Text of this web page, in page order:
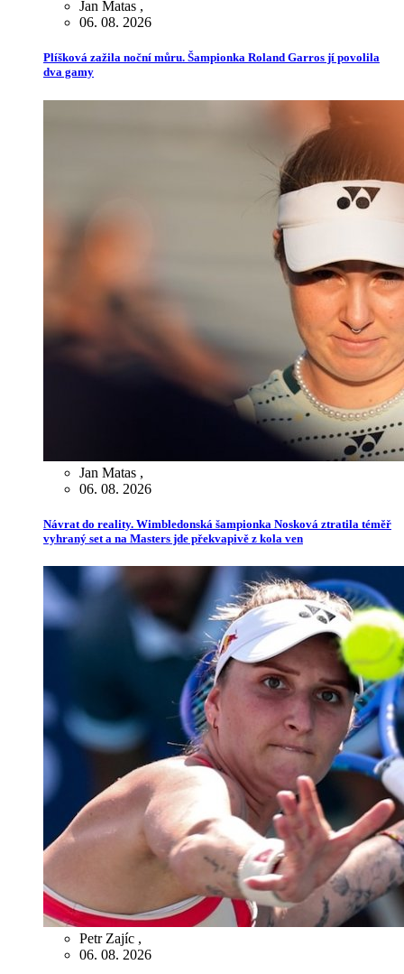
Jan Matas ,
06. 08. 2026
Plíšková zažila noční můru. Šampionka Roland Garros jí povolila
dva gamy
Jan Matas ,
06. 08. 2026
Návrat do reality. Wimbledonská šampionka Nosková ztratila téměř
vyhraný set a na Masters jde překvapivě z kola ven
Petr Zajíc ,
06. 08. 2026